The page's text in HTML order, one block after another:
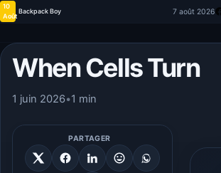
10
Août
Backpack Boy 7 août 2026
When Cells Turn
1 juin 2026•1 min
PARTAGER